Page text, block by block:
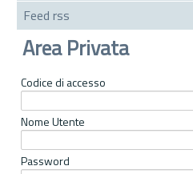
Feed rss
Area Privata
Codice di accesso
Nome Utente
Password